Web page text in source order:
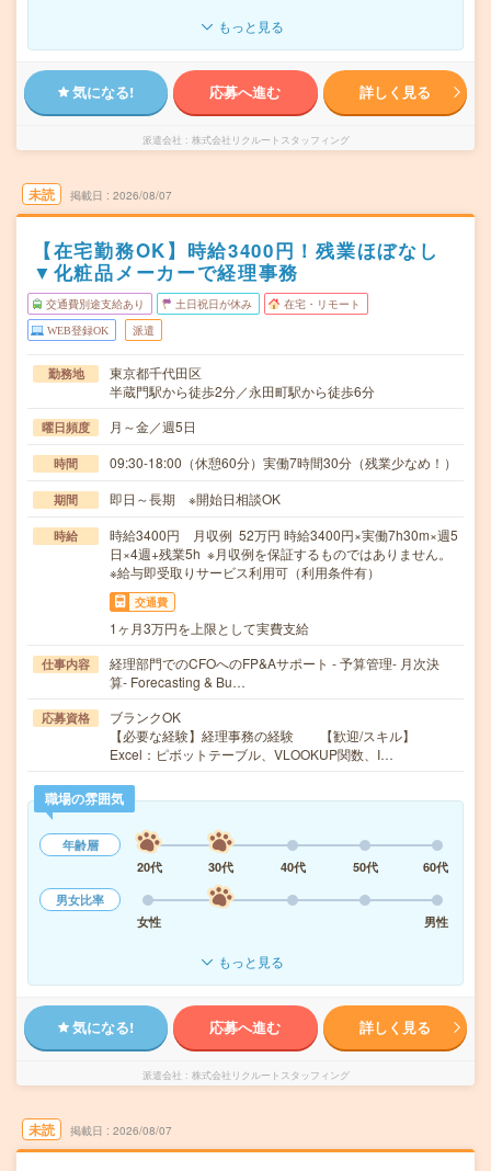
もっと見る
気になる! 応募へ進む 詳しく見る
派遣会社 株式会社リクルートスタッフィング
未読 掲載日 2026/08/07
【在宅勤務OK】時給3400円！残業ほぼなし
▼化粧品メーカーで経理事務
交通費別途支給あり 土日祝日が休み 在宅・リモート
WEB登録OK 派遣
勤務地
東京都千代田区
半蔵門駅から徒歩2分／永田町駅から徒歩6分
曜日頻度 月～金／週5日
時間 09:30-18:00（休憩60分）実働7時間30分（残業少なめ！）
期間 即日～長期 ※開始日相談OK
時給
時給3400円 月収例 52万円 時給3400円×実働7h30m×週5
日×4週+残業5h ※月収例を保証するものではありません。
※給与即受取りサービス利用可（利用条件有）
交通費
1ヶ月3万円を上限として実費支給
仕事内容
経理部門でのCFOへのFP&Aサポート - 予算管理- 月次決
算- Forecasting & Bu…
応募資格
ブランクOK
【必要な経験】経理事務の経験 【歓迎/スキル】
Excel：ピボットテーブル、VLOOKUP関数、I…
職場の雰囲気
年齢層
20代
30代 40代 50代
60代
男女比率
女性
男性
もっと見る
気になる! 応募へ進む 詳しく見る
派遣会社 株式会社リクルートスタッフィング
未読 掲載日 2026/08/07